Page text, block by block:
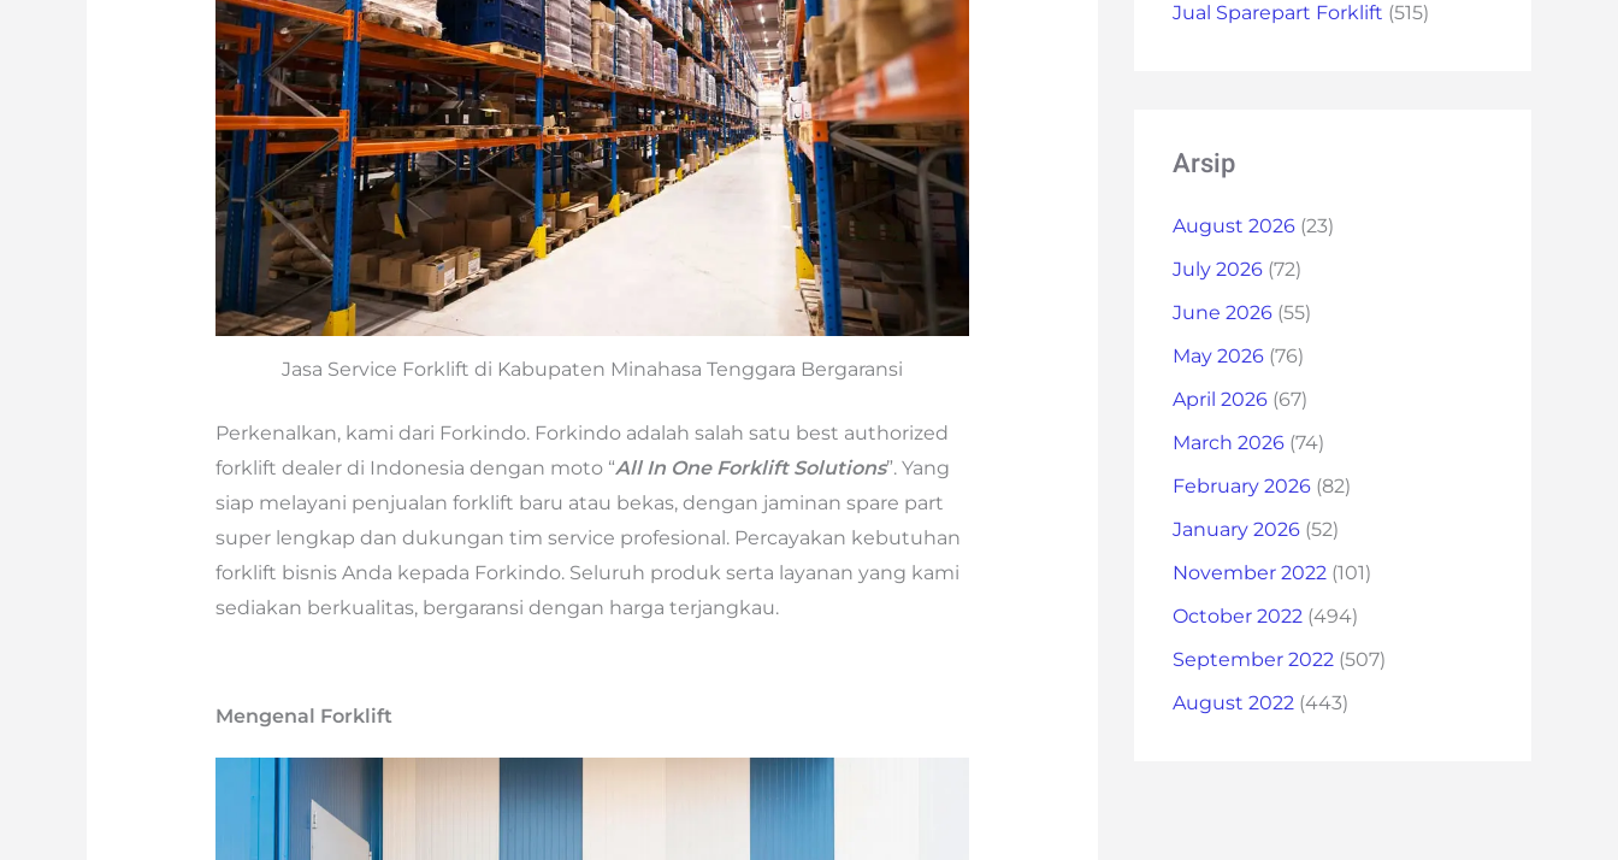
Jasa Service Forklift di Kabupaten Minahasa Tenggara Bergaransi
Perkenalkan, kami dari Forkindo. Forkindo adalah salah satu best authorized
forklift dealer di Indonesia dengan moto “All In One Forklift Solutions”. Yang
siap melayani penjualan forklift baru atau bekas, dengan jaminan spare part
super lengkap dan dukungan tim service profesional. Percayakan kebutuhan
forklift bisnis Anda kepada Forkindo. Seluruh produk serta layanan yang kami
sediakan berkualitas, bergaransi dengan harga terjangkau.
Mengenal Forklift
Jual Sparepart Forklift (515)
Arsip
August 2026 (23)
July 2026 (72)
June 2026 (55)
May 2026 (76)
April 2026 (67)
March 2026 (74)
February 2026 (82)
January 2026 (52)
November 2022 (101)
October 2022 (494)
September 2022 (507)
August 2022 (443)